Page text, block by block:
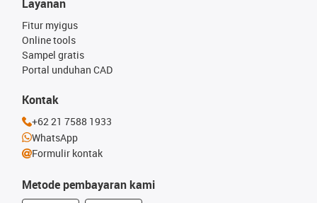
Metode pembayaran kami
Layanan
Fitur myigus
Online tools
Sampel gratis
Portal unduhan CAD
Kontak
+62 21 7588 1933
WhatsApp
Formulir kontak